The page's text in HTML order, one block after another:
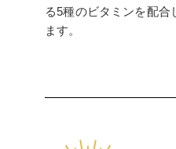
る5種のビタミンを配
ます。